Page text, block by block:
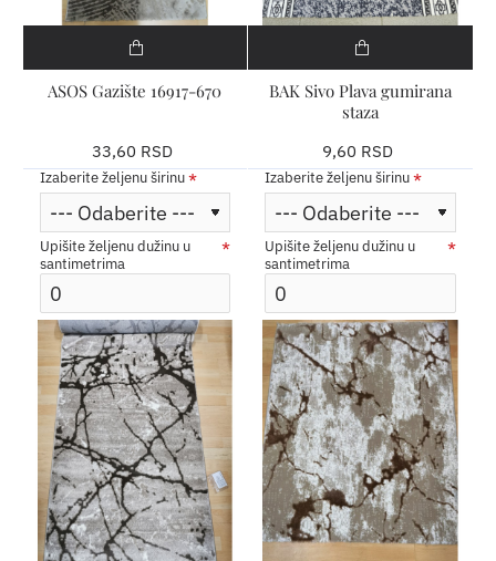
ASOS Gazište 16917-670
33,60 RSD
Izaberite željenu širinu
Upišite željenu dužinu u
santimetrima
BAK Sivo Plava gumirana
staza
9,60 RSD
Izaberite željenu širinu
Upišite željenu dužinu u
santimetrima